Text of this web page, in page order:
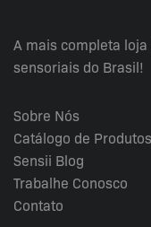
A mais completa
sensoriais do Brasil!
Sobre Nós
Catálogo de
Sensii Blog
Trabalhe Conosco
Contato